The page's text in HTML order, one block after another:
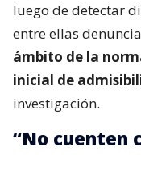
luego de detectar
entre ellas
ámbito de la
inicial de
investigación.
“No cuenten